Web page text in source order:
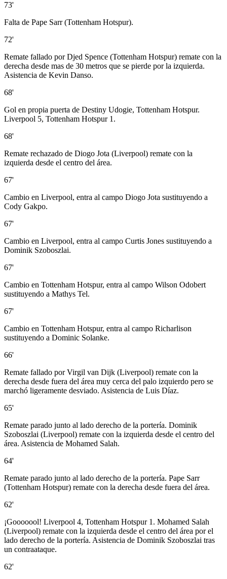
73'
Falta de Pape Sarr (Tottenham Hotspur).
72'
Remate fallado por Djed Spence (Tottenham Hotspur) remate con la
derecha desde mas de 30 metros que se pierde por la izquierda.
Asistencia de Kevin Danso.
68'
Gol en propia puerta de Destiny Udogie, Tottenham Hotspur.
Liverpool 5, Tottenham Hotspur 1.
68'
Remate rechazado de Diogo Jota (Liverpool) remate con la
izquierda desde el centro del área.
67'
Cambio en Liverpool, entra al campo Diogo Jota sustituyendo a
Cody Gakpo.
67'
Cambio en Liverpool, entra al campo Curtis Jones sustituyendo a
Dominik Szoboszlai.
67'
Cambio en Tottenham Hotspur, entra al campo Wilson Odobert
sustituyendo a Mathys Tel.
67'
Cambio en Tottenham Hotspur, entra al campo Richarlison
sustituyendo a Dominic Solanke.
66'
Remate fallado por Virgil van Dijk (Liverpool) remate con la
derecha desde fuera del área muy cerca del palo izquierdo pero se
marchó ligeramente desviado. Asistencia de Luis Díaz.
65'
Remate parado junto al lado derecho de la portería. Dominik
Szoboszlai (Liverpool) remate con la izquierda desde el centro del
área. Asistencia de Mohamed Salah.
64'
Remate parado junto al lado derecho de la portería. Pape Sarr
(Tottenham Hotspur) remate con la derecha desde fuera del área.
62'
¡Gooooool! Liverpool 4, Tottenham Hotspur 1. Mohamed Salah
(Liverpool) remate con la izquierda desde el centro del área por el
lado derecho de la portería. Asistencia de Dominik Szoboszlai tras
un contraataque.
62'